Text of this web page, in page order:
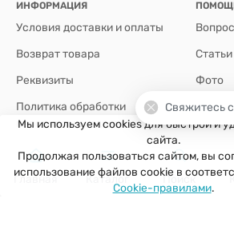
ИНФОРМАЦИЯ
Условия доставки и оплаты
Возврат товара
Реквизиты
Политика обработки
персональных данных
Статьи
Фото
+7(926)907-64-35
Мы используем cookies для быстрой и
сайта.
Продолжая пользоваться сайтом, вы
использование файлов cookie в
Cookie-правилами.
Главная Каталог Поиск
Свяжитесь